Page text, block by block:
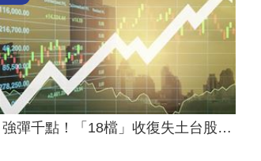
強彈千點！「18檔」收復失土台股ETF